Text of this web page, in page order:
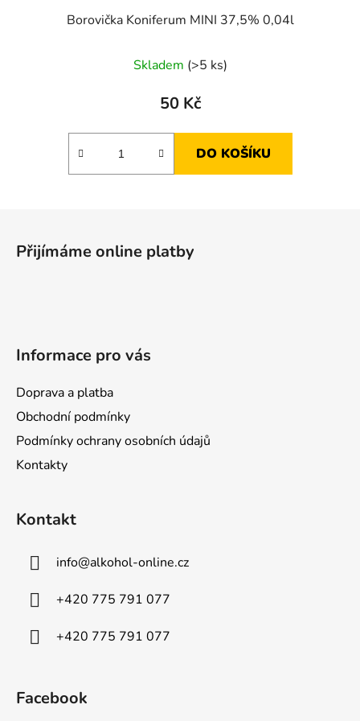
Borovička Koniferum MINI 37,5% 0,04l
Skladem (>5 ks)
50 Kč
DO KOŠÍKU
Přijímáme online platby
Informace pro vás
Doprava a platba
Obchodní podmínky
Podmínky ochrany osobních údajů
Kontakty
Kontakt
info@alkohol-online.cz
+420 775 791 077
+420 775 791 077
Facebook